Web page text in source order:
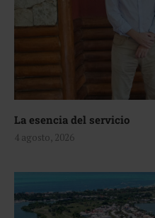
La esencia del servicio
4 agosto, 2026